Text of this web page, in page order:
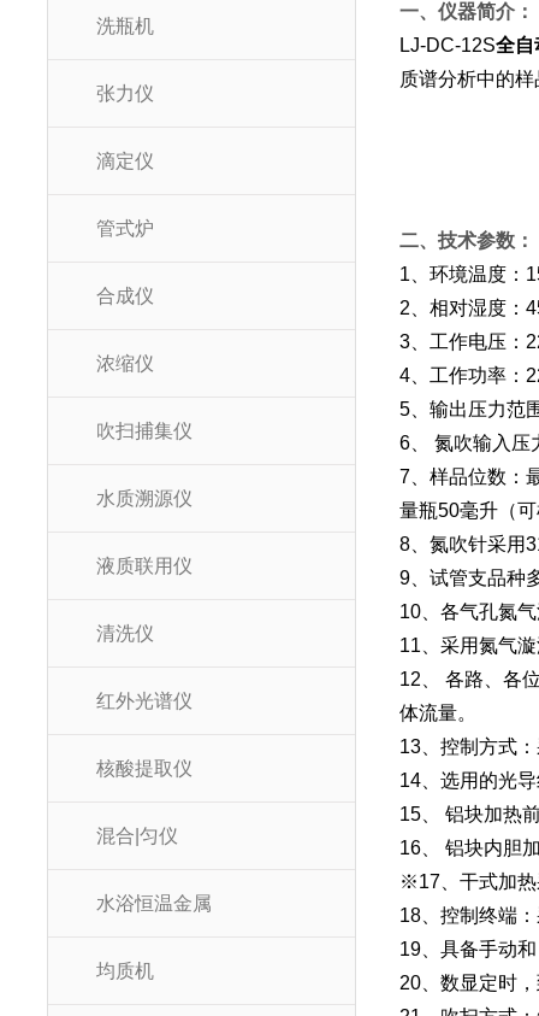
洗瓶机
张力仪
滴定仪
管式炉
合成仪
浓缩仪
吹扫捕集仪
水质溯源仪
液质联用仪
清洗仪
红外光谱仪
核酸提取仪
混合|匀仪
水浴恒温金属
均质机
一、仪器简介：
LJ-DC-12S全自
质谱分析中的
二、技术参数：
1、环境温度
2、相对湿度：
3、工作电压：
4、工作功率：
5、输出压力范
6、 氮吹输入压
7、样品位数：
量瓶50毫升（
8、氮吹针采用
9、试管支品种
10、各气孔氮
11、采用氮气
12、 各路、各
体流量。
13、控制方式
14、选用的光
15、 铝块加热
16、 铝块内胆
※17、干式加
18、控制终端
19、具备手动
20、数显定时